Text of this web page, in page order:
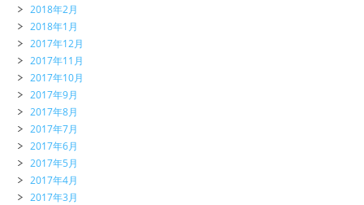
2018年2月
2018年1月
2017年12月
2017年11月
2017年10月
2017年9月
2017年8月
2017年7月
2017年6月
2017年5月
2017年4月
2017年3月